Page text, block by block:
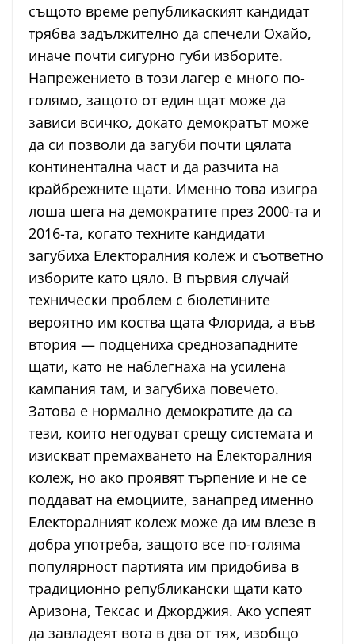
същото време републикаският кандидат
трябва задължително да спечели Охайо,
иначе почти сигурно губи изборите.
Напрежението в този лагер е много по-
голямо, защото от един щат може да
зависи всичко, докато демократът може
да си позволи да загуби почти цялата
континентална част и да разчита на
крайбрежните щати. Именно това изигра
лоша шега на демократите през 2000-та и
2016-та, когато техните кандидати
загубиха Електоралния колеж и съответно
изборите като цяло. В първия случай
технически проблем с бюлетините
вероятно им коства щата Флорида, а във
втория — подцениха среднозападните
щати, като не наблегнаха на усилена
кампания там, и загубиха повечето.
Затова е нормално демократите да са
тези, които негодуват срещу системата и
изискват премахването на Електоралния
колеж, но ако проявят търпение и не се
поддават на емоциите, занапред именно
Електоралният колеж може да им влезе в
добра употреба, защото все по-голяма
популярност партията им придобива в
традиционно републикански щати като
Аризона, Тексас и Джорджия. Ако успеят
да завладеят вота в два от тях, изобщо